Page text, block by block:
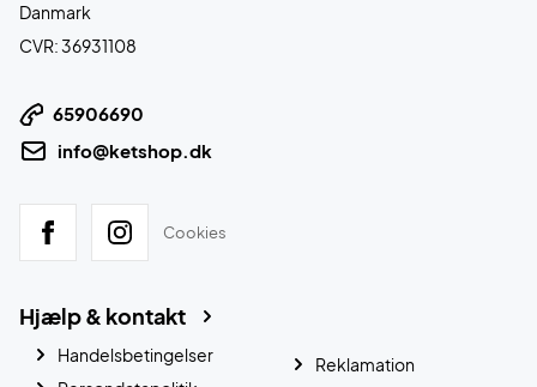
Danmark
CVR: 36931108
65906690
info@ketshop.dk
Cookies
Hjælp & kontakt
Handelsbetingelser
Reklamation